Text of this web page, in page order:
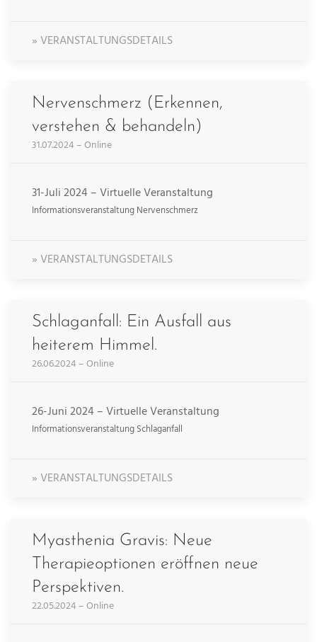
» VERANSTALTUNGSDETAILS
Nervenschmerz (Erkennen,
verstehen & behandeln)
31.07.2024 – Online
31-Juli 2024 – Virtuelle Veranstaltung
Informationsveranstaltung Nervenschmerz
» VERANSTALTUNGSDETAILS
Schlaganfall: Ein Ausfall aus
heiterem Himmel.
26.06.2024 – Online
26-Juni 2024 – Virtuelle Veranstaltung
Informationsveranstaltung Schlaganfall
» VERANSTALTUNGSDETAILS
Myasthenia Gravis: Neue
Therapieoptionen eröffnen neue
Perspektiven.
22.05.2024 – Online